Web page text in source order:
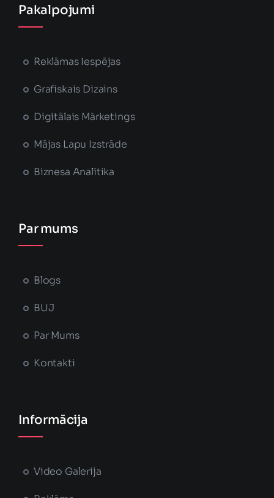
Pakalpojumi
Reklāmas Iespējas
Grafiskais Dizains
Digitālais Mārketings
Mājas Lapu Izstrāde
Biznesa Analītika
Par mums
Blogs
BUJ
Par Mums
Kontakti
Informācija
Video Galerija